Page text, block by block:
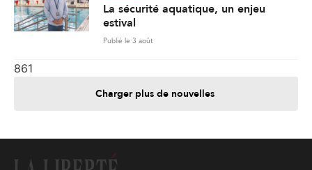
La sécurité aquatique, un enjeu
estival
Publié le 3 août
861
Charger plus de nouvelles